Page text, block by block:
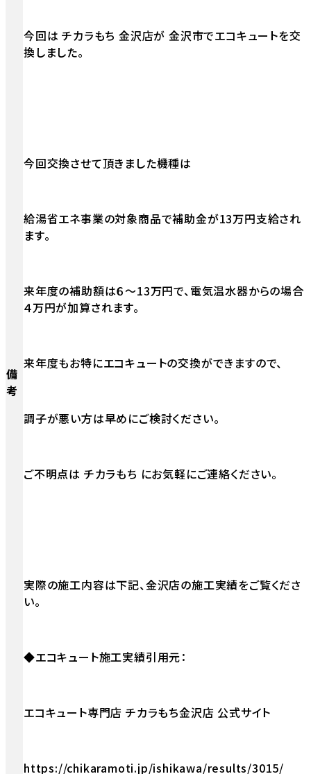
備
考
今回は チカラもち 金沢店が 金沢市でエコキュートを交
換しました。
今回交換させて頂きました機種は
給湯省エネ事業の対象商品で補助金が13万円支給され
ます。
来年度の補助額は６～13万円で、電気温水器からの場合
４万円が加算されます。
来年度もお特にエコキュートの交換ができますので、
調子が悪い方は早めにご検討ください。
ご不明点は チカラもち にお気軽にご連絡ください。
実際の施工内容は下記、金沢店の施工実績をご覧くださ
い。
◆エコキュート施工実績引用元：
エコキュート専門店 チカラもち金沢店 公式サイト
https://chikaramoti.jp/ishikawa/results/3015/